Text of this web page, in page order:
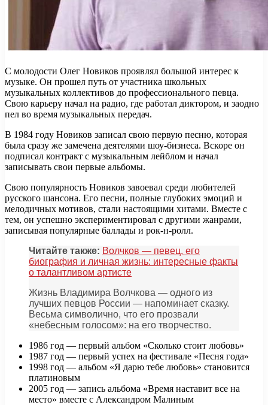
С молодости Олег Новиков проявлял большой интерес к
музыке. Он прошел путь от участника школьных
музыкальных коллективов до профессионального певца.
Свою карьеру начал на радио, где работал диктором, и заодно
пел во время музыкальных передач.
В 1984 году Новиков записал свою первую песню, которая
была сразу же замечена деятелями шоу-бизнеса. Вскоре он
подписал контракт с музыкальным лейблом и начал
записывать свои первые альбомы.
Свою популярность Новиков завоевал среди любителей
русского шансона. Его песни, полные глубоких эмоций и
мелодичных мотивов, стали настоящими хитами. Вместе с
тем, он успешно экспериментировал с другими жанрами,
записывая популярные баллады и рок-н-ролл.
Читайте также: Волчков — певец, его
биография и личная жизнь: интересные факты
о талантливом артисте
Жизнь Владимира Волчкова — одного из
лучших певцов России — напоминает сказку.
Весьма символично, что его прозвали
«небесным голосом»: на его творчество.
1986 год — первый альбом «Сколько стоит любовь»
1987 год — первый успех на фестивале «Песня года»
1998 год — альбом «Я дарю тебе любовь» становится
платиновым
2005 год — запись альбома «Время наставит все на
место» вместе с Александром Малиным